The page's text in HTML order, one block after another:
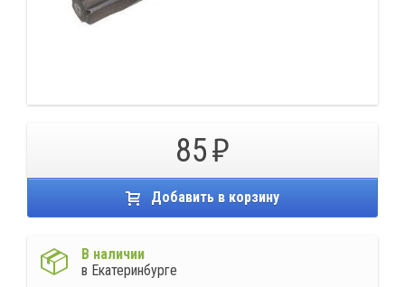
85
Добавить в корзину
В наличии
в Екатеринбурге